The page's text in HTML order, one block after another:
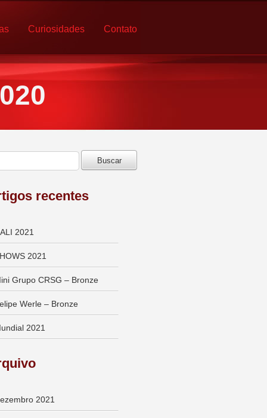
Curiosidades Contato
recentes
2021
2021
Grupo CRSG – Bronze
Werle – Bronze
2021
2021